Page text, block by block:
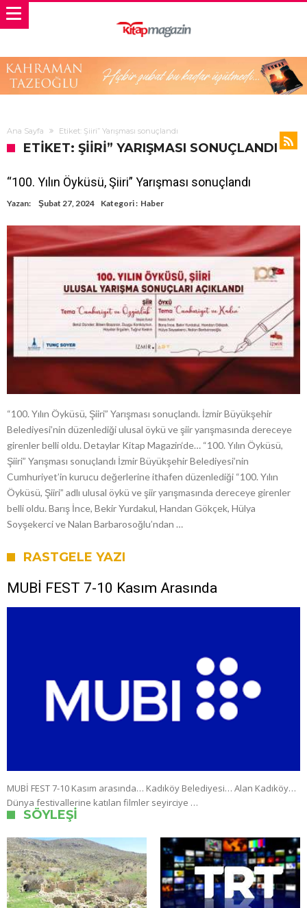
Ana Sayfa Etiket: Şiiri” Yarışması sonuçlandı
ETIKET: ŞIIRI” YARIŞMASI SONUÇLANDI
“100. Yılın Öyküsü, Şiiri” Yarışması sonuçlandı
Yazan: Şubat 27, 2024 Kategori : Haber
“100. Yılın Öyküsü, Şiiri” Yarışması sonuçlandı. İzmir Büyükşehir
Belediyesi’nin düzenlediği ulusal öykü ve şiir yarışmasında dereceye
girenler belli oldu. Detaylar Kitap Magazin‘de… “100. Yılın Öyküsü,
Şiiri” Yarışması sonuçlandı İzmir Büyükşehir Belediyesi’nin
Cumhuriyet’in kurucu değerlerine ithafen düzenlediği “100. Yılın
Öyküsü, Şiiri” adlı ulusal öykü ve şiir yarışmasında dereceye girenler
belli oldu. Barış İnce, Bekir Yurdakul, Handan Gökçek, Hülya
Soyşekerci ve Nalan Barbarosoğlu’ndan …
RASTGELE YAZI
MUBİ FEST 7-10 Kasım Arasında
MUBİ FEST 7-10 Kasım arasında… Kadıköy Belediyesi… Alan Kadıköy…
Dünya festivallerine katılan filmler seyirciye …
SÖYLEŞI